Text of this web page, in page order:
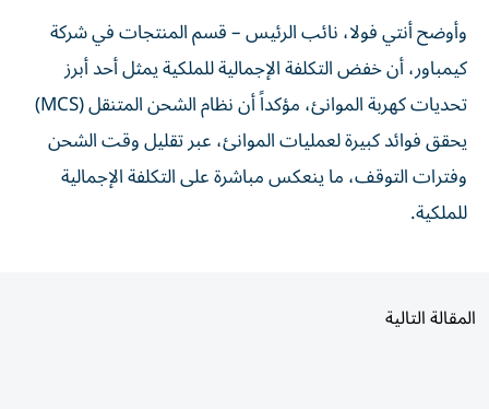
وأوضح أنتي فولا، نائب الرئيس – قسم المنتجات في شركة
كيمباور، أن خفض التكلفة الإجمالية للملكية يمثل أحد أبرز
تحديات كهربة الموانئ، مؤكداً أن نظام الشحن المتنقل (MCS)
يحقق فوائد كبيرة لعمليات الموانئ، عبر تقليل وقت الشحن
وفترات التوقف، ما ينعكس مباشرة على التكلفة الإجمالية
للملكية.
المقالة التالية